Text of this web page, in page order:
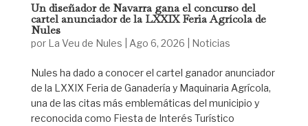
Un diseñador de Navarra gana el concurso del
cartel anunciador de la LXXIX Feria Agrícola de
Nules
por La Veu de Nules Ago 6, 2026 Noticias
Nules ha dado a conocer el cartel ganador anunciador
de la LXXIX Feria de Ganadería y Maquinaria Agrícola,
una de las citas más emblemáticas del municipio y
reconocida como Fiesta de Interés Turístico